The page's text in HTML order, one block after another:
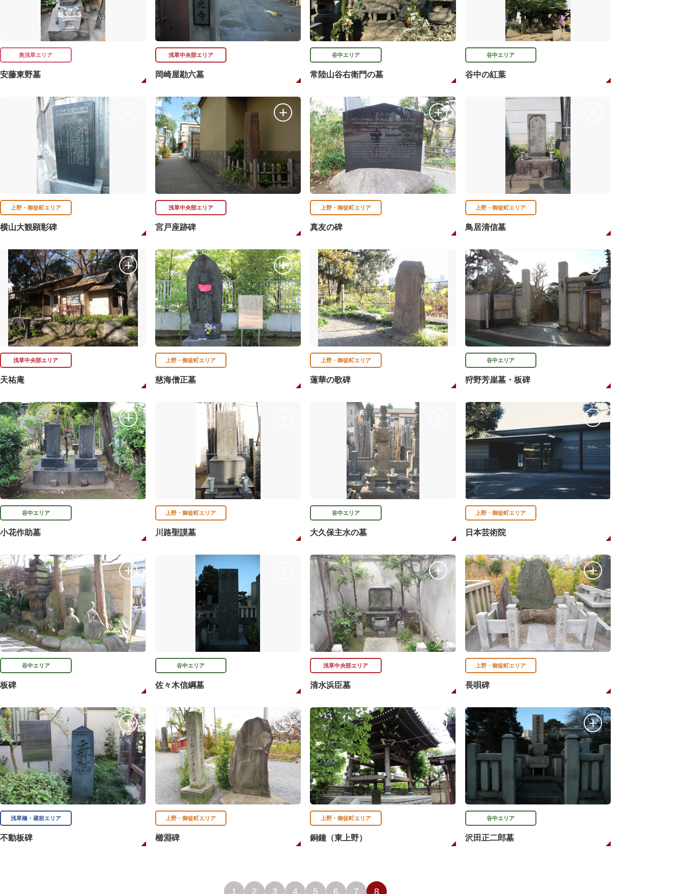
奥浅草エリア
安藤東野墓
浅草中央部エリア
岡崎屋勘六墓
谷中エリア
常陸山谷右衛門の墓
谷中エリア
谷中の紅葉
上野・御徒町エリア
横山大観顕彰碑
浅草中央部エリア
宮戸座跡碑
上野・御徒町エリア
真友の碑
上野・御徒町エリア
鳥居清信墓
浅草中央部エリア
天祐庵
上野・御徒町エリア
慈海僧正墓
上野・御徒町エリア
蓮華の歌碑
谷中エリア
狩野芳崖墓・板碑
谷中エリア
小花作助墓
上野・御徒町エリア
川路聖謨墓
谷中エリア
大久保主水の墓
上野・御徒町エリア
日本芸術院
谷中エリア
板碑
谷中エリア
佐々木信綱墓
浅草中央部エリア
清水浜臣墓
上野・御徒町エリア
長唄碑
浅草橋・蔵前エリア
不動板碑
上野・御徒町エリア
櫛淵碑
上野・御徒町エリア
銅鐘（東上野）
谷中エリア
沢田正二郎墓
1 2 3 4 5 6 7 8